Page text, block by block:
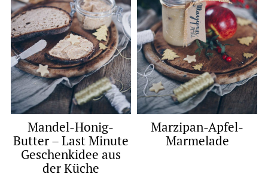
Mandel-Honig-
Butter – Last Minute
Geschenkidee aus
der Küche
Marzipan-Apfel-
Marmelade